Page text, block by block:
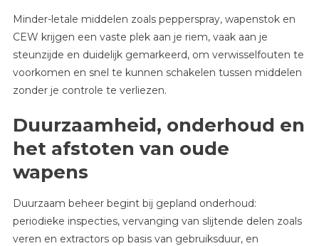
Minder-letale middelen zoals pepperspray, wapenstok en
CEW krijgen een vaste plek aan je riem, vaak aan je
steunzijde en duidelijk gemarkeerd, om verwisselfouten te
voorkomen en snel te kunnen schakelen tussen middelen
zonder je controle te verliezen.
Duurzaamheid, onderhoud en
het afstoten van oude
wapens
Duurzaam beheer begint bij gepland onderhoud:
periodieke inspecties, vervanging van slijtende delen zoals
veren en extractors op basis van gebruiksduur, en